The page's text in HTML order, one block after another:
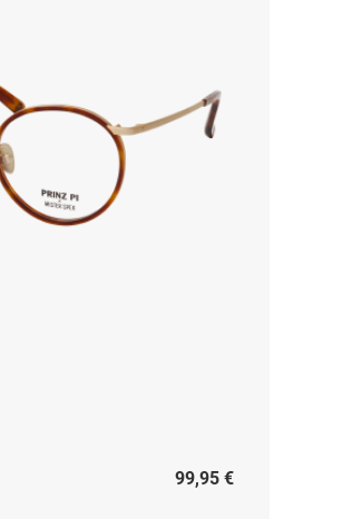
99,95 €